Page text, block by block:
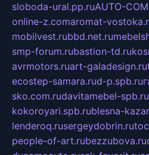
sloboda-ural.pp.ruAUTO-
online-z.comaromat-
mobilvest.rubbd.net.ru
smp-forum.rubastion-td.ru
avrmotors.ruart-galadesign.ru
ecostep-samara.rud-p.spb.ru
sko.com.rudavitamebel-spb.ru
kokoroyari.spb.rublesna-
lenderoq.rusergeydobrin.ru
people-of-art.rubezzubova.ru